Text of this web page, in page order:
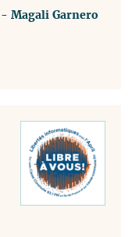
Magali Garnero